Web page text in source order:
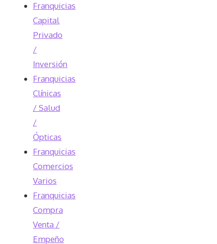
Franquicias
Capital
Privado
/
Inversión
Franquicias
Clínicas
/ Salud
/
Ópticas
Franquicias
Comercios
Varios
Franquicias
Compra
Venta /
Empeño